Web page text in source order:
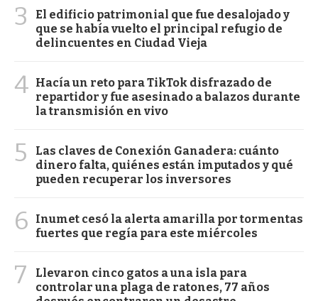
3
El edificio patrimonial que fue desalojado y
que se había vuelto el principal refugio de
delincuentes en Ciudad Vieja
4 Hacía un reto para TikTok disfrazado de
repartidor y fue asesinado a balazos durante
la transmisión en vivo
5
Las claves de Conexión Ganadera: cuánto
dinero falta, quiénes están imputados y qué
pueden recuperar los inversores
6
Inumet cesó la alerta amarilla por tormentas
fuertes que regía para este miércoles
7
Llevaron cinco gatos a una isla para
controlar una plaga de ratones, 77 años